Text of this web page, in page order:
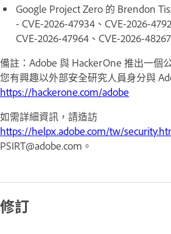
Google Project Zero 的 Brendon
- CVE-2026-47934、CVE-2026-
CVE-2026-47964、CVE-2026-48267
備註：Adobe 與 HackerOne 推出一個
您有興趣以外部安全研究人員身分與
https://hackerone.com/adobe
如需詳細資訊，請造訪
https://helpx.adobe.com/tw/
PSIRT@adobe.com。
修訂